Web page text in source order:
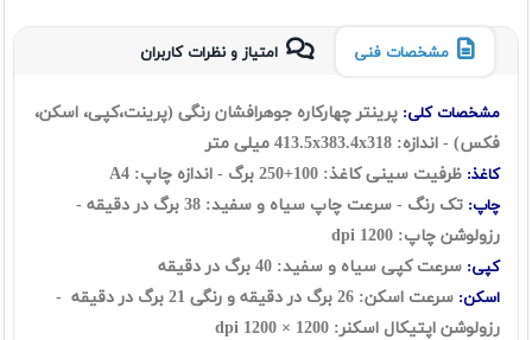
مشخصات فنی امتیاز و نظرات کاربران
مشخصات کلی: پرینتر چهارکاره جوهرافشان رنگی (پرینت،کپی، اسکن،
فکس) - اندازه: 413.5x383.4x318 میلی متر
کاغذ: ظرفیت سینی کاغذ: 100+250 برگ - اندازه چاپ: A4
چاپ:
تک رنگ - سرعت چاپ سیاه و سفید: 38 برگ در دقیقه -
رزولوشن چاپ: 1200 dpi
کپی: سرعت کپی سیاه و سفید: 40 برگ در دقیقه
اسکن: سرعت اسکن: 26 برگ در دقيقه و رنگی 21 برگ در دقیقه
-
رزولوشن اپتیکال اسکنر: 1200 × 1200 dpi